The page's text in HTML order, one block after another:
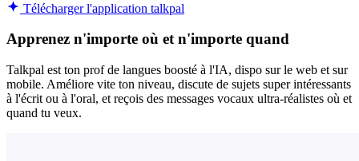
Télécharger l'application talkpal
Apprenez n'importe où et n'importe quand
Talkpal est ton prof de langues boosté à l'IA, dispo sur le web et sur
mobile. Améliore vite ton niveau, discute de sujets super intéressants
à l'écrit ou à l'oral, et reçois des messages vocaux ultra-réalistes où et
quand tu veux.